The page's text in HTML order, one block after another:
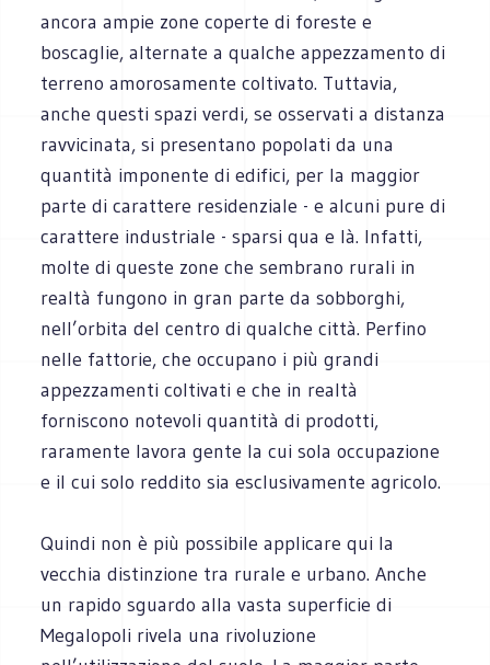
ancora ampie zone coperte di foreste e
boscaglie, alternate a qualche appezzamento di
terreno amorosamente coltivato. Tuttavia,
anche questi spazi verdi, se osservati a distanza
ravvicinata, si presentano popolati da una
quantità imponente di edifici, per la maggior
parte di carattere residenziale - e alcuni pure di
carattere industriale - sparsi qua e là. Infatti,
molte di queste zone che sembrano rurali in
realtà fungono in gran parte da sobborghi,
nell’orbita del centro di qualche città. Perfino
nelle fattorie, che occupano i più grandi
appezzamenti coltivati e che in realtà
forniscono notevoli quantità di prodotti,
raramente lavora gente la cui sola occupazione
e il cui solo reddito sia esclusivamente agricolo.
Quindi non è più possibile applicare qui la
vecchia distinzione tra rurale e urbano. Anche
un rapido sguardo alla vasta superficie di
Megalopoli rivela una rivoluzione